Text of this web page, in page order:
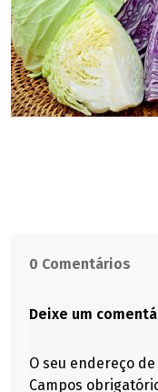
0 Comentários
Deixe um
O seu endereço
Campos